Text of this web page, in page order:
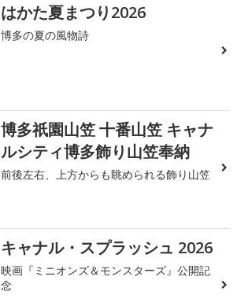
はかた夏まつり2026
博多の夏の風物詩
博多祇園山笠 十番山笠 キャナ
ルシティ博多飾り山笠奉納
前後左右、上方からも眺められる飾り山笠
キャナル・スプラッシュ 2026
映画『ミニオンズ＆モンスターズ』公開記
念